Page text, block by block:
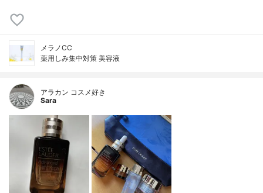
メラノCC
薬用しみ集中対策 美容液
アラカン コスメ好き
Sara